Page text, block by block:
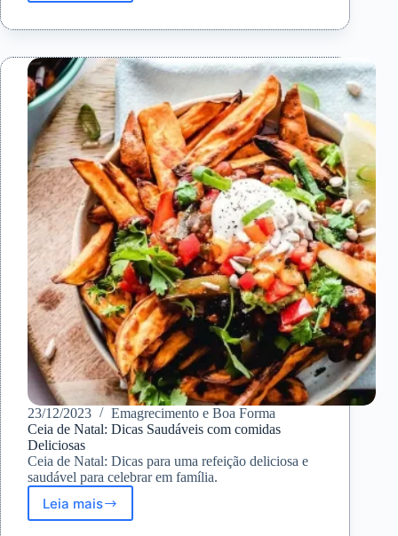
fratura
aumenta
no
Natal:
entenda
os
motivos
e
prevenção
23/12/2023
Emagrecimento e Boa Forma
Ceia de Natal: Dicas Saudáveis com comidas
Deliciosas
Ceia de Natal: Dicas para uma refeição deliciosa e
saudável para celebrar em família.
Leia mais
Ceia